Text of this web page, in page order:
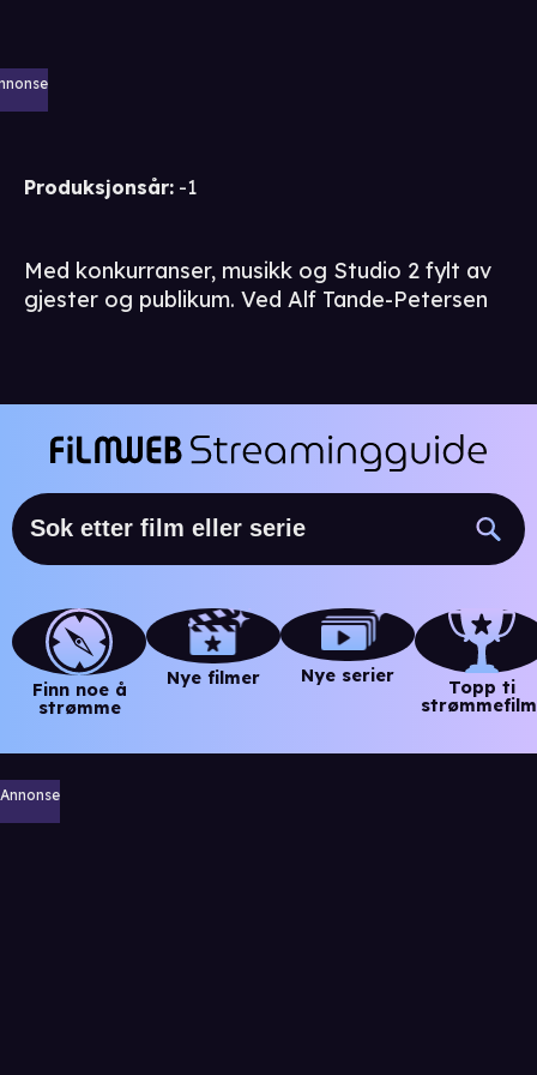
Produksjonsår: -1
Med konkurranser, musikk og Studio 2 fylt av
gjester og publikum. Ved Alf Tande-Petersen
Finn noe å
strømme
Nye filmer Nye serier
Topp ti
Annonse